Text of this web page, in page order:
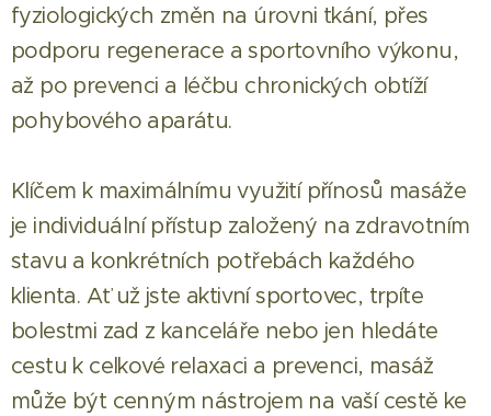
fyziologických změn na úrovni tkání, přes
podporu regenerace a sportovního výkonu,
až po prevenci a léčbu chronických obtíží
pohybového aparátu.
Klíčem k maximálnímu využití přínosů masáže
je individuální přístup založený na zdravotním
stavu a konkrétních potřebách každého
klienta. Ať už jste aktivní sportovec, trpíte
bolestmi zad z kanceláře nebo jen hledáte
cestu k celkové relaxaci a prevenci, masáž
může být cenným nástrojem na vaší cestě ke